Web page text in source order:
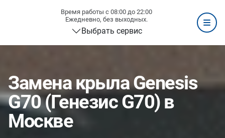
Время работы с 08:00 до 22:00
Ежедневно, без выходных.
Выбрать сервис
Замена крыла Genesis
G70 (Генезис G70) в
Москве